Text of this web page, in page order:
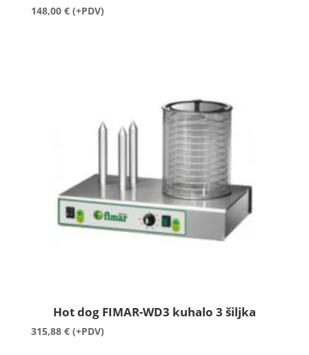
148,00 € (+PDV)
Hot dog FIMAR-WD3 kuhalo 3 šiljka
315,88 € (+PDV)